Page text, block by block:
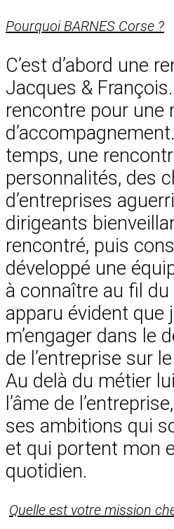
Pourquoi BARNES Corse ?
C’est d’abord une
Jacques &
rencontre pour une
temps, une
personnalités, des
d’entreprises
dirigeants
rencontré, puis
développé une
à connaître au fil du
apparu évident que
m’engager dans le
de l’entreprise sur
Au delà du métier
l’âme de
ses ambitions qui
et qui portent mon
quotidien.
Quelle est votre mission